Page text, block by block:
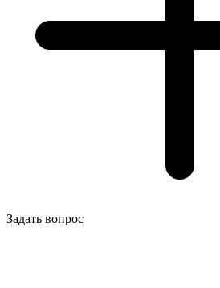
Задать вопрос